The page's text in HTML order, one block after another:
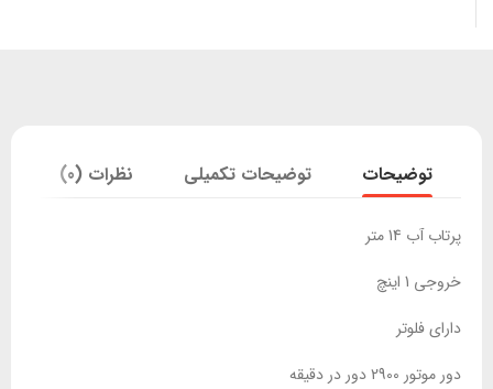
توضیحات توضیحات تکمیلی نظرات (0)
پرتاب آب 14 متر
خروجی 1 اینچ
دارای فلوتر
دور موتور 2900 دور در دقیقه